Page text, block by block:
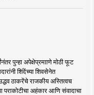
पुन्हा अपेक्षेप्रमााणे मोठी फूट
शिंदेंच्या शिवसेनेत
ठाकरेंचे राजकीय अस्तित्वच
अहंकार आणि संवादाचा